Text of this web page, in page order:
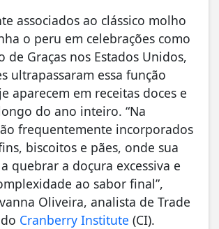
associados ao clássico molho
o peru em celebrações como
de Graças nos Estados Unidos,
ultrapassaram essa função
aparecem em receitas doces e
do ano inteiro. “Na
frequentemente incorporados
biscoitos e pães, onde sua
quebrar a doçura excessiva e
ao sabor final”,
Oliveira, analista de Trade
Cranberry Institute (CI).